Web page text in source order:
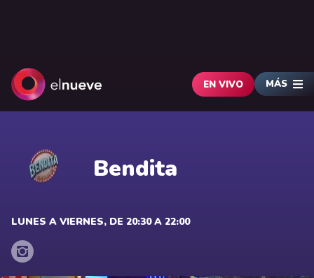
EN VIVO MÁS
Bendita
LUNES A VIERNES, DE 20:30 A 22:00